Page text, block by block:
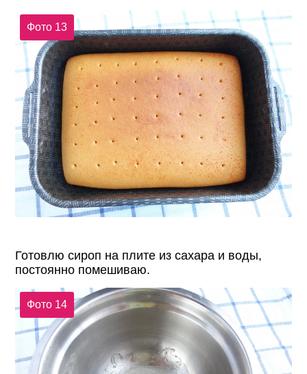
Фото 13
Готовлю сироп на плите из сахара и воды,
постоянно помешиваю.
Фото 14